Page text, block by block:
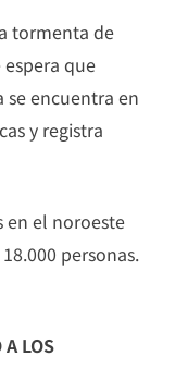
tormenta de
que
se encuentra en
y registra
en el noroeste
personas.
LOS